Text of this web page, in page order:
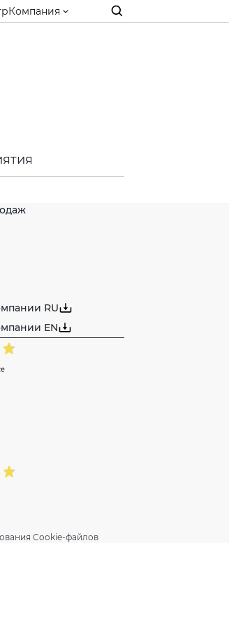
Компания
RU
EN
Cookie-файлов